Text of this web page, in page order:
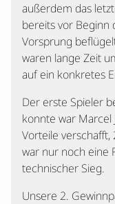
außerdem das
bereits vor Beginn
Vorsprung
waren lange Zeit
auf ein konkretes
Der erste Spieler
konnte war Marcel
Vorteile
war nur noch eine
technischer Sieg.
Unsere 2.